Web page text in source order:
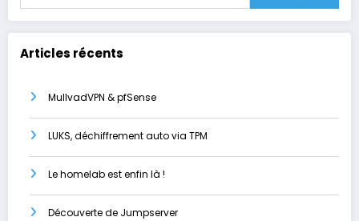
Articles récents
MullvadVPN & pfSense
LUKS, déchiffrement auto via TPM
Le homelab est enfin là !
Découverte de Jumpserver